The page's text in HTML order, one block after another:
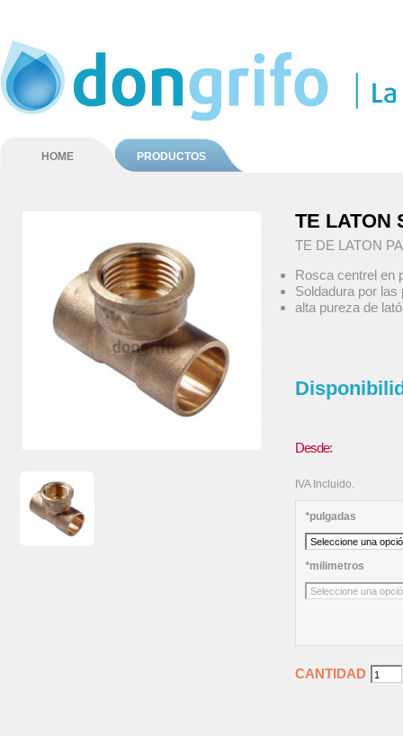
HOME PRODUCTOS
TE LATON
TE DE LATON
Rosca centrel en
Soldadura por
alta pureza de
Desde:
IVA Incluido.
*pulgadas
*milimetros
CANTIDAD